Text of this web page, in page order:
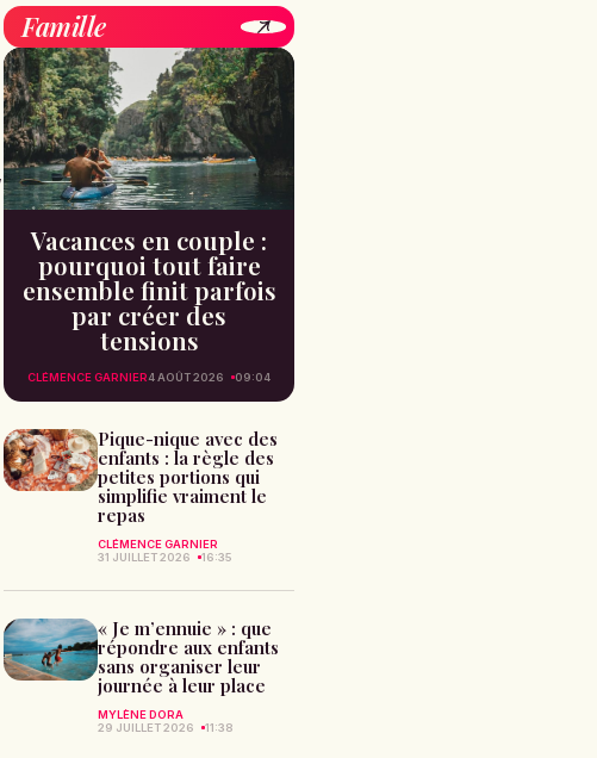
Famille
Vacances en couple :
pourquoi tout faire
ensemble finit parfois
par créer des
tensions
CLÉMENCE GARNIER4 AOÛT 2026 09:04
Pique-nique avec des
enfants : la règle des
petites portions qui
simplifie vraiment le
repas
CLÉMENCE GARNIER
31 JUILLET 2026
16:35
« Je m’ennuie » : que
répondre aux enfants
sans organiser leur
journée à leur place
MYLÈNE DORA
29 JUILLET 2026
11:38